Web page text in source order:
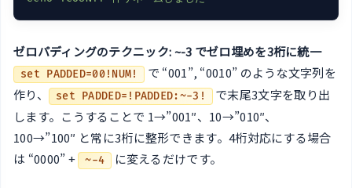
ゼロパディングのテクニック: ~-3 でゼロ埋めを3桁に統一
set PADDED=00!NUM!
で “001”, “0010” のような文字列を
作り、
set PADDED=!PADDED:~-3!
で末尾3文字を取り出
します。こうすることで 1→”001″、10→”010″、
100→”100″ と常に3桁に整形できます。4桁対応にする場合
は “0000” + ~-4 に変えるだけです。